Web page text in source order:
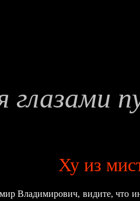
глазами
Ху из
Владимирович, видите, что